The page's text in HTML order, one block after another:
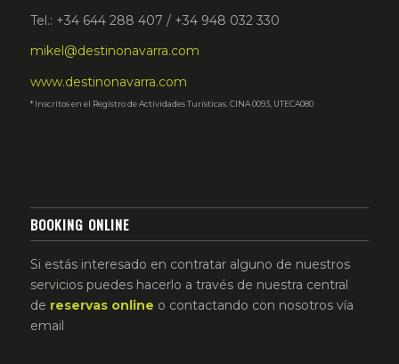
Tel.: +34 644 288 407 / +34 948 032 330
mikel@destinonavarra.com
www.destinonavarra.com
* Inscritos en el Registro de Actividades Turísticas. CINA 0093, UTECA080
BOOKING ONLINE
Si estás interesado en contratar alguno de nuestros
servicios puedes hacerlo a través de nuestra central
de reservasonline o contactando con nosotros vía
email